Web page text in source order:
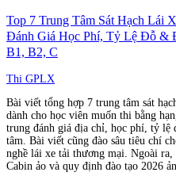
Top 7 Trung Tâm Sát Hạch Lái
Đánh Giá Học Phí, Tỷ Lệ Đỗ &
B1, B2, C
Thi GPLX
Bài viết tổng hợp 7 trung tâm sát
dành cho học viên muốn thi bằng
trung đánh giá địa chỉ, học phí, tỷ lệ
tâm. Bài viết cũng đào sâu tiêu chí
nghề lái xe tải thương mại. Ngoài ra,
Cabin ảo và quy định đào tạo 2026